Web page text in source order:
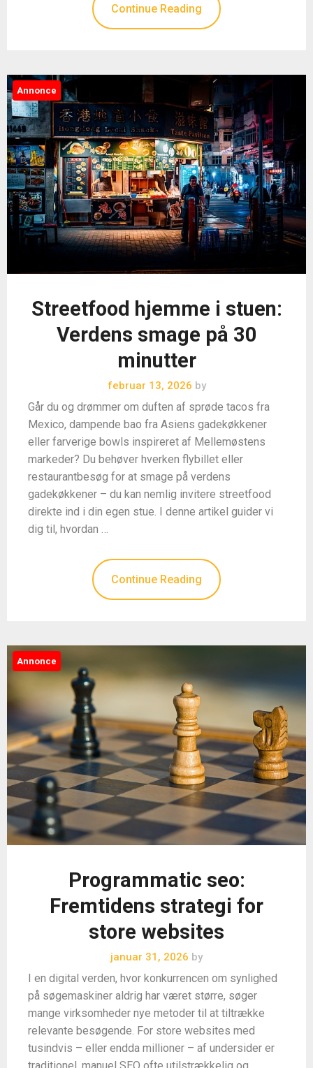
Continue Reading
Annonce
Streetfood hjemme i stuen:
Verdens smage på 30
minutter
februar 13, 2026 by
Går du og drømmer om duften af sprøde tacos fra
Mexico, dampende bao fra Asiens gadekøkkener
eller farverige bowls inspireret af Mellemøstens
markeder? Du behøver hverken flybillet eller
restaurantbesøg for at smage på verdens
gadekøkkener – du kan nemlig invitere streetfood
direkte ind i din egen stue. I denne artikel guider vi
dig til, hvordan …
Continue Reading
Annonce
Programmatic seo:
Fremtidens strategi for
store websites
januar 31, 2026 by
I en digital verden, hvor konkurrencen om synlighed
på søgemaskiner aldrig har været større, søger
mange virksomheder nye metoder til at tiltrække
relevante besøgende. For store websites med
tusindvis – eller endda millioner – af undersider er